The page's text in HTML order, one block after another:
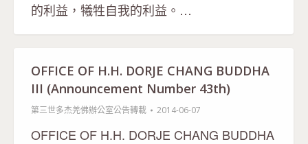
的利益，犧牲自我的利益。…
OFFICE OF H.H. DORJE CHANG BUDDHA
III (Announcement Number 43th)
第三世多杰羌佛辦公室公告轉載 2014-06-07
OFFICE OF H.H. DORJE CHANG BUDDHA